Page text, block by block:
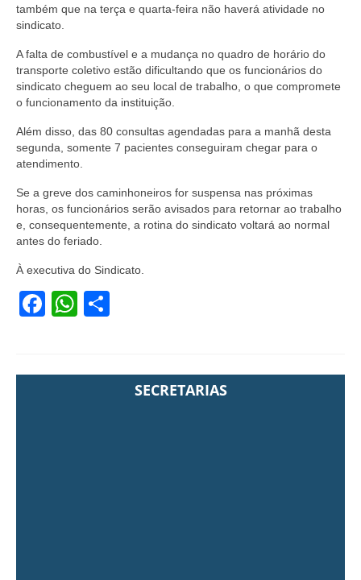
também que na terça e quarta-feira não haverá atividade no
sindicato.
A falta de combustível e a mudança no quadro de horário do
transporte coletivo estão dificultando que os funcionários do
sindicato cheguem ao seu local de trabalho, o que compromete
o funcionamento da instituição.
Além disso, das 80 consultas agendadas para a manhã desta
segunda, somente 7 pacientes conseguiram chegar para o
atendimento.
Se a greve dos caminhoneiros for suspensa nas próximas
horas, os funcionários serão avisados para retornar ao trabalho
e, consequentemente, a rotina do sindicato voltará ao normal
antes do feriado.
À executiva do Sindicato.
Facebook
WhatsApp
SECRETARIAS